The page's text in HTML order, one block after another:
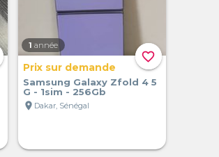
favorite_border
1 année
Prix sur demande
Samsung Galaxy Zfold 4 5
G - 1sim - 256Gb
location_on Dakar, Sénégal